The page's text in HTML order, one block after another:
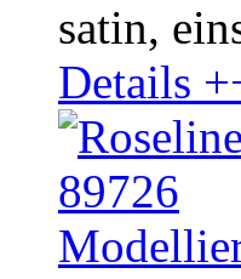
satin,
Details